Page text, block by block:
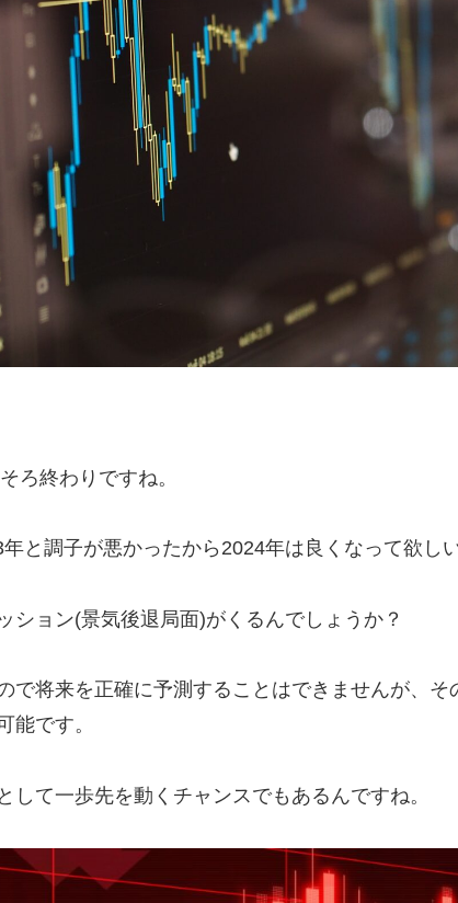
ろ終わりですね。
と調子が悪かったから2024年は良くなって欲し
ション(景気後退局面)がくるんでしょうか？
で将来を正確に予測することはできませんが、そ
能です。
して一歩先を動くチャンスでもあるんですね。